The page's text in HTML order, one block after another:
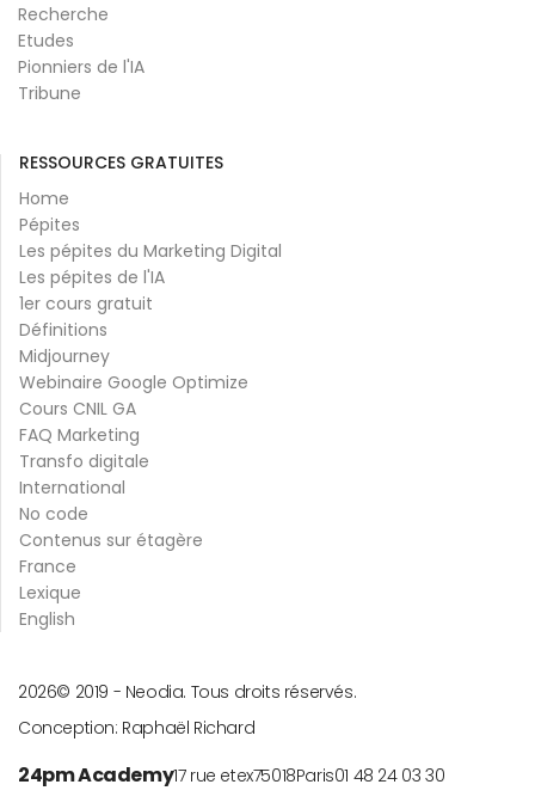
Recherche
Etudes
Pionniers de l'IA
Tribune
RESSOURCES GRATUITES
Home
Pépites
Les pépites du Marketing Digital
Les pépites de l'IA
1er cours gratuit
Définitions
Midjourney
Webinaire Google Optimize
Cours CNIL GA
FAQ Marketing
Transfo digitale
International
No code
Contenus sur étagère
France
Lexique
English
© 2019 -
2026
Neodia. Tous droits réservés.
Conception: Raphaël Richard
24pm Academy17 rue etex75018Paris01 48 24 03 30